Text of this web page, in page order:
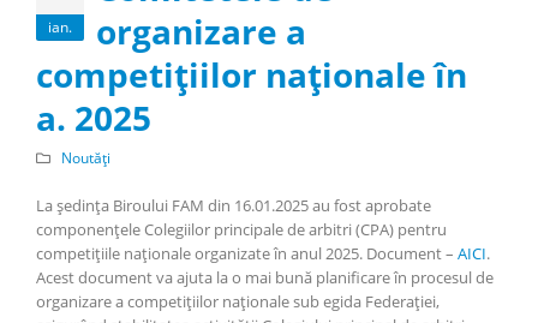
ian.
organizare a
competițiilor naționale în
a. 2025
Noutăți
La ședința Biroului FAM din 16.01.2025 au fost aprobate
componențele Colegiilor principale de arbitri (CPA) pentru
competițiile naționale organizate în anul 2025. Document – AICI.
Acest document va ajuta la o mai bună planificare în procesul de
organizare a competițiilor naționale sub egida Federației,